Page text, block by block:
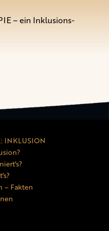
– ein Inklusions-
INKLUSION
– Fakten